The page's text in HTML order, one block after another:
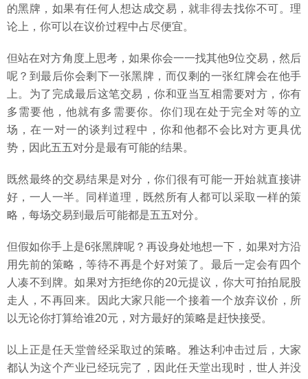
的黑牌，如果有任何人想达成交易，就非得去找你不可。理
论上，你可以在议价过程中占尽便宜。
但站在对方角度上思考，如果你会一一找其他9位交易，然后
呢？到最后你会剩下一张黑牌，而仅剩的一张红牌会在他手
上。为了完成最后这笔交易，你和亚当互相需要对方，你有
多需要他，他就有多需要你。你们现在处于完全对等的立
场，在一对一的谈判过程中，你和他都不会比对方更具优
势，因此五五对分是最有可能的结果。
既然最终的交易结果是对分，你们很有可能一开始就直接讲
好，一人一半。同样道理，既然所有人都可以采取一样的策
略，每场交易到最后可能都是五五对分。
但假如你手上是6张黑牌呢？再设身处地想一下，如果对方沿
用先前的策略，等待不再是个好对策了。最后一定会有四个
人凑不到牌。如果对方拒绝你的20元提议，你大可拍拍屁股
走人，不再回来。因此大家只能一个接着一个放弃议价，所
以无论你打算给谁20元，对方最好的策略是赶快接受。
以上正是任天堂曾经采取过的策略。雅达利冲击过后，大家
都认为这个产业已经玩完了，因此任天堂出现时，世人并没